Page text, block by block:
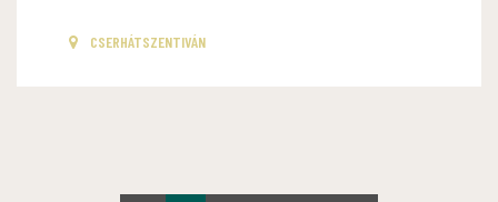
CSERHÁTSZENTIVÁN